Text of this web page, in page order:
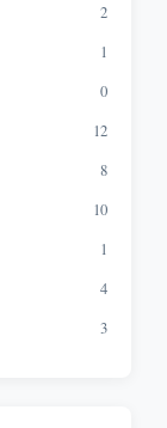
2
1
0
12
8
10
1
4
3